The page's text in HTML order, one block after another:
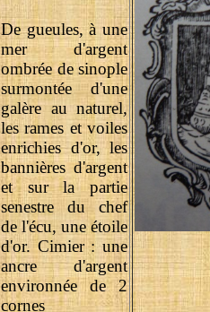
De gueules, à une
mer d'argent
ombrée de sinople
surmontée d'une
galère au naturel,
les rames et voiles
enrichies d'or, les
bannières d'argent
et sur la partie
senestre du chef
de l'écu, une étoile
d'or. Cimier : une
ancre d'argent
environnée de 2
cornes